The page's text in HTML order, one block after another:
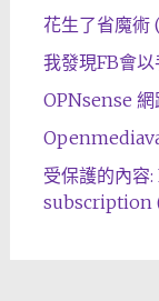
花生了省魔
我發現FB會
OPNsense 網
受保護的內容
subscription